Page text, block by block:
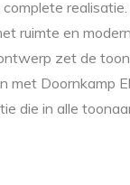
ruimte en
zet de
met Doornkamp
die in alle